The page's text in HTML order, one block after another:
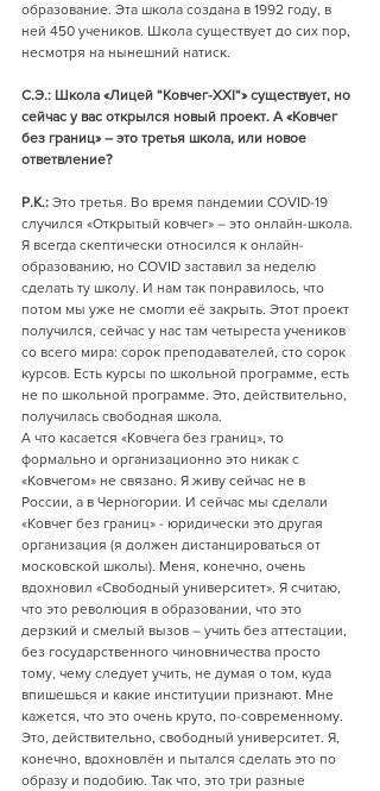
образование. Эта школа создана в 1992 году, в
ней 450 учеников. Школа существует до сих пор,
несмотря на нынешний натиск.
С.Э.: Школа «Лицей “Ковчег-XXI“» существует, но
сейчас у вас открылся новый проект. А «Ковчег
без границ» – это третья школа, или новое
ответвление?
Р.К.: Это третья. Во время пандемии COVID-19
случился «Открытый ковчег» – это онлайн-школа.
Я всегда скептически относился к онлайн-
образованию, но COVID заставил за неделю
сделать ту школу. И нам так понравилось, что
потом мы уже не смогли её закрыть. Этот проект
получился, сейчас у нас там четыреста учеников
со всего мира: сорок преподавателей, сто сорок
курсов. Есть курсы по школьной программе, есть
не по школьной программе. Это, действительно,
получилась свободная школа.
А что касается «Ковчега без границ», то
формально и организационно это никак с
«Ковчегом» не связано. Я живу сейчас не в
России, а в Черногории. И сейчас мы сделали
«Ковчег без границ» - юридически это другая
организация (я должен дистанцироваться от
московской школы). Меня, конечно, очень
вдохновил «Свободный университет». Я считаю,
что это революция в образовании, что это
дерзкий и смелый вызов – учить без аттестации,
без государственного чиновничества просто
тому, чему следует учить, не думая о том, куда
впишешься и какие институции признают. Мне
кажется, что это очень круто, по-современному.
Это, действительно, свободный университет. Я,
конечно, вдохновлён и пытался сделать это по
образу и подобию. Так что, это три разные